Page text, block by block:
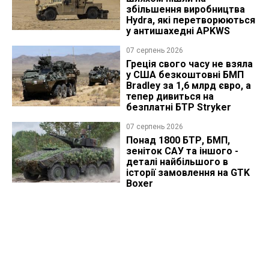
збільшення виробництва
Hydra, які перетворюються
у антишахедні APKWS
07 серпень 2026
Греція свого часу не взяла
у США безкоштовні БМП
Bradley за 1,6 млрд євро, а
тепер дивиться на
безплатні БТР Stryker
07 серпень 2026
Понад 1800 БТР, БМП,
зеніток САУ та іншого -
деталі найбільшого в
історії замовлення на GTK
Boxer